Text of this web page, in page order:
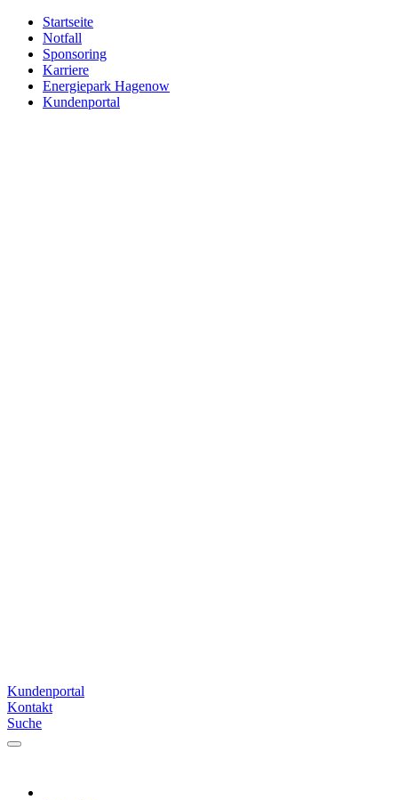
Zum
Inhalt
springen
Startseite
Notfall
Sponsoring
Karriere
Energiepark Hagenow
Kundenportal
Kundenportal
Kontakt
Suche